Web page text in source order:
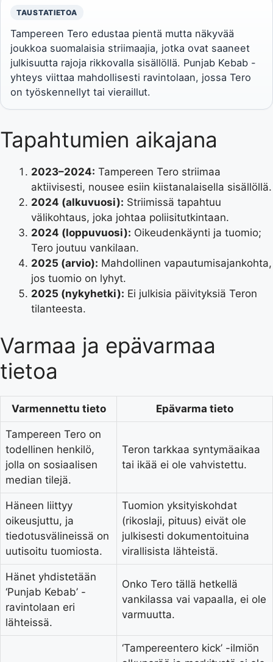
TAUSTATIETOA
Tampereen Tero edustaa pientä mutta näkyvää
joukkoa suomalaisia striimaajia, jotka ovat saaneet
julkisuutta rajoja rikkovalla sisällöllä. Punjab Kebab -
yhteys viittaa mahdollisesti ravintolaan, jossa Tero
on työskennellyt tai vieraillut.
Tapahtumien aikajana
2023–2024: Tampereen Tero striimaa
aktiivisesti, nousee esiin kiistanalaisella sisällöllä.
2024 (alkuvuosi): Striimissä tapahtuu
välikohtaus, joka johtaa poliisitutkintaan.
2024 (loppuvuosi): Oikeudenkäynti ja tuomio;
Tero joutuu vankilaan.
2025 (arvio): Mahdollinen vapautumisajankohta,
jos tuomio on lyhyt.
2025 (nykyhetki): Ei julkisia päivityksiä Teron
tilanteesta.
Varmaa ja epävarmaa
tietoa
Varmennettu tieto Epävarma tieto
Tampereen Tero on
todellinen henkilö,
jolla on sosiaalisen
median tilejä.
Teron tarkkaa syntymäaikaa
tai ikää ei ole vahvistettu.
Häneen liittyy
oikeusjuttu, ja
tiedotusvälineissä on
uutisoitu tuomiosta.
Tuomion yksityiskohdat
(rikoslaji, pituus) eivät ole
julkisesti dokumentoituina
virallisista lähteistä.
Hänet yhdistetään
‘Punjab Kebab’ -
ravintolaan eri
lähteissä.
Onko Tero tällä hetkellä
vankilassa vai vapaalla, ei ole
varmuutta.
‘Tampereentero kick’ -ilmiön